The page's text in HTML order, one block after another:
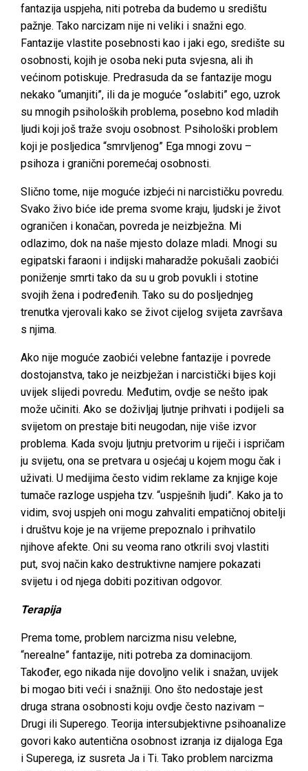
fantazija uspjeha, niti potreba da budemo u središtu
pažnje. Tako narcizam nije ni veliki i snažni ego.
Fantazije vlastite posebnosti kao i jaki ego, središte su
osobnosti, kojih je osoba neki puta svjesna, ali ih
većinom potiskuje. Predrasuda da se fantazije mogu
nekako “umanjiti”, ili da je moguće “oslabiti” ego, uzrok
su mnogih psiholoških problema, posebno kod mladih
ljudi koji još traže svoju osobnost. Psihološki problem
koji je posljedica “smrvljenog” Ega mnogi zovu –
psihoza i granični poremećaj osobnosti.
Slično tome, nije moguće izbjeći ni narcističku povredu.
Svako živo biće ide prema svome kraju, ljudski je život
ograničen i konačan, povreda je neizbježna. Mi
odlazimo, dok na naše mjesto dolaze mladi. Mnogi su
egipatski faraoni i indijski maharadže pokušali zaobići
poniženje smrti tako da su u grob povukli i stotine
svojih žena i podređenih. Tako su do posljednjeg
trenutka vjerovali kako se život cijelog svijeta završava
s njima.
Ako nije moguće zaobići velebne fantazije i povrede
dostojanstva, tako je neizbježan i narcistički bijes koji
uvijek slijedi povredu. Međutim, ovdje se nešto ipak
može učiniti. Ako se doživljaj ljutnje prihvati i podijeli sa
svijetom on prestaje biti neugodan, nije više izvor
problema. Kada svoju ljutnju pretvorim u riječi i ispričam
ju svijetu, ona se pretvara u osjećaj u kojem mogu čak i
uživati. U medijima često vidim reklame za knjige koje
tumače razloge uspjeha tzv. “uspješnih ljudi”. Kako ja to
vidim, svoj uspjeh oni mogu zahvaliti empatičnoj obitelji
i društvu koje je na vrijeme prepoznalo i prihvatilo
njihove afekte. Oni su veoma rano otkrili svoj vlastiti
put, svoj način kako destruktivne namjere pokazati
svijetu i od njega dobiti pozitivan odgovor.
Terapija
Prema tome, problem narcizma nisu velebne,
“nerealne” fantazije, niti potreba za dominacijom.
Također, ego nikada nije dovoljno velik i snažan, uvijek
bi mogao biti veći i snažniji. Ono što nedostaje jest
druga strana osobnosti koju ovdje često nazivam –
Drugi ili Superego. Teorija intersubjektivne psihoanalize
govori kako autentična osobnost izranja iz dijaloga Ega
i Superega, iz susreta Ja i Ti. Tako problem narcizma